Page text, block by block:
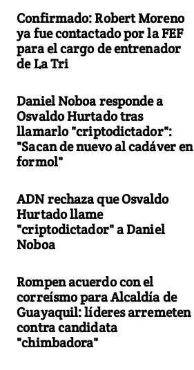
Confirmado: Robert Moreno
ya fue contactado por la FEF
para el cargo de entrenador
de La Tri
Daniel Noboa responde a
Osvaldo Hurtado tras
llamarlo "criptodictador":
"Sacan de nuevo al cadáver en
formol"
ADN rechaza que Osvaldo
Hurtado llame
"criptodictador" a Daniel
Noboa
Rompen acuerdo con el
correísmo para Alcaldía de
Guayaquil: líderes arremeten
contra candidata
"chimbadora"